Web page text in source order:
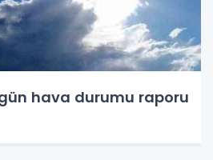
hava durumu raporu